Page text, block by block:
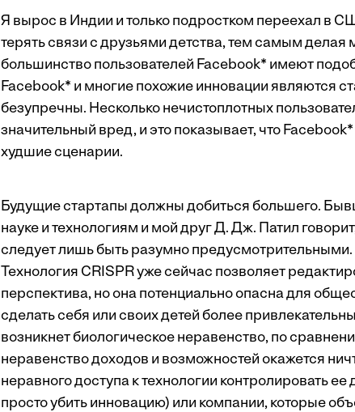
Я вырос в Индии и только подростком переехал в
терять связи с друзьями детства, тем самым
большинство пользователей Facebook* имеют
Facebook* и многие похожие инновации являются
безупречны. Несколько нечистоплотных
значительный вред, и это показывает, что
худшие сценарии.
Будущие стартапы должны добиться большего.
науке и технологиям и мой друг Д. Дж. Патил
следует лишь быть разумно
Технология CRISPR уже сейчас позволяет
перспектива, но она потенциально опасна для
сделать себя или своих детей более
возникнет биологическое неравенство, по
неравенство доходов и возможностей окажется
неравного доступа к технологии контролировать
просто убить инновацию) или компании, которые